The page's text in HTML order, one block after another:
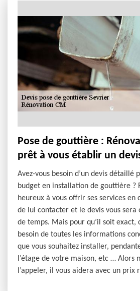
Pose de gouttière :
prêt à vous établir un
Avez-vous besoin d’un devis détaillé
budget en installation de gouttière ?
heureux à vous offrir ses services en
de lui contacter et le devis vous sera
de temps. Mais pour qu’il soit exact,
besoin de toutes les informations
que vous souhaitez installer,
l’étage de votre maison, etc … Alors
l’appeler, il vous aidera avec un prix